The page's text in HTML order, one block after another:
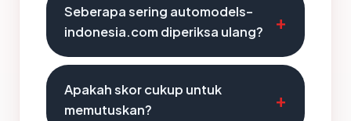
Seberapa sering automodels-
indonesia.com diperiksa ulang?
Apakah skor cukup untuk
memutuskan?